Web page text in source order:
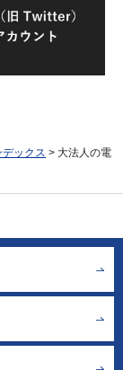
ックス > 大法人の電